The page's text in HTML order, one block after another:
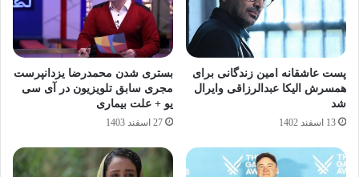
پست عاشقانه امین زندگانی برای
همسرش الیکا عبدالرزاقی وایرال
شد
13 اسفند 1402
بستری شدن محمدرضا یزدانپرست
مجری سابق تلویزیون در آی سی
یو + علت بیماری
27 اسفند 1403